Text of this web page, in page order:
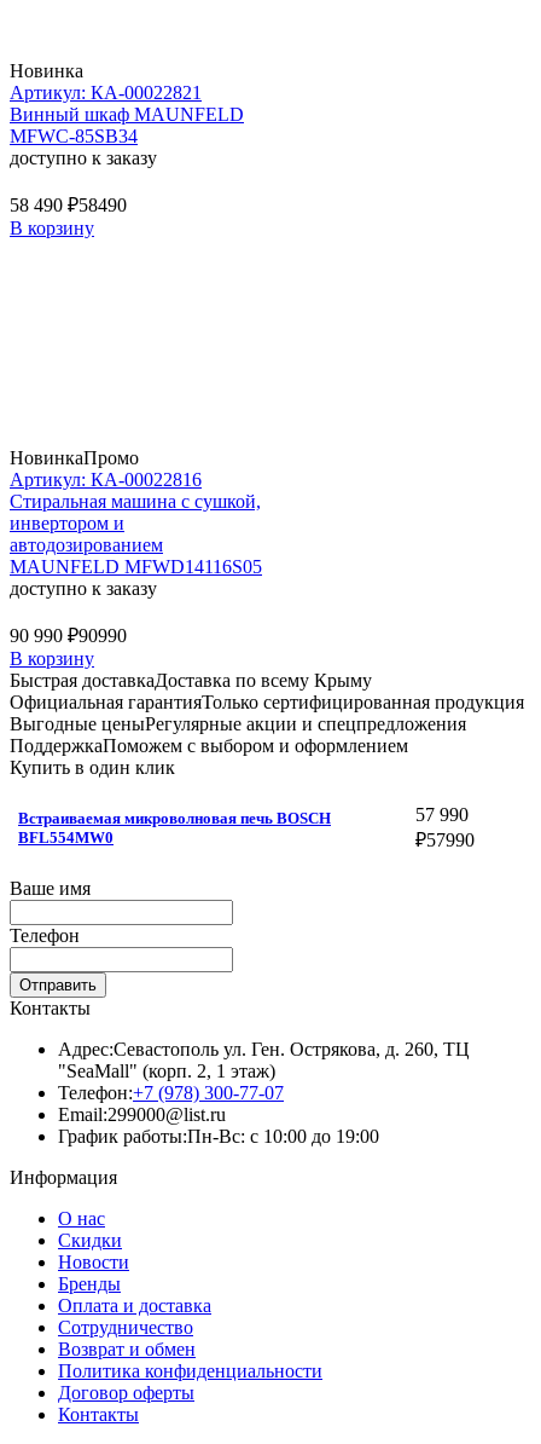
Новинка
Артикул: КА-00022821
Винный шкаф MAUNFELD
MFWC-85SB34
доступно к заказу
58 490 ₽58490
В корзину
НовинкаПромо
Артикул: КА-00022816
Стиральная машина c сушкой,
инвертором и
автодозированием
MAUNFELD MFWD14116S05
доступно к заказу
90 990 ₽90990
В корзину
Быстрая доставкаДоставка по всему Крыму
Официальная гарантияТолько сертифицированная продукция
Выгодные ценыРегулярные акции и спецпредложения
ПоддержкаПоможем с выбором и оформлением
Купить в один клик
Встраиваемая микроволновая печь BOSCH
BFL554MW0
57 990
₽57990
Ваше имя
Телефон
Отправить
Контакты
Адрес:Севастополь ул. Ген. Острякова, д. 260, ТЦ
"SeaMall" (корп. 2, 1 этаж)
Телефон:+7 (978) 300-77-07
Email:299000@list.ru
График работы:Пн-Вс: с 10:00 до 19:00
Информация
О нас
Скидки
Новости
Бренды
Оплата и доставка
Сотрудничество
Возврат и обмен
Политика конфиденциальности
Договор оферты
Контакты